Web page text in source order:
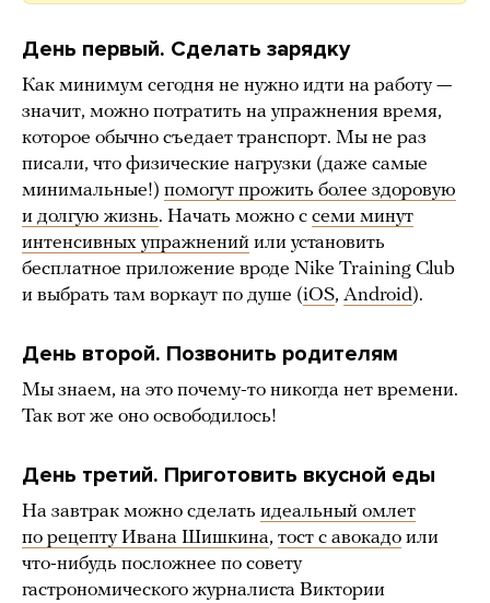
День первый. Сделать зарядку
Как минимум сегодня не нужно идти на работу —
значит, можно потратить на упражнения время,
которое обычно съедает транспорт. Мы не раз
писали, что физические нагрузки (даже самые
минимальные!) помогут прожить более здоровую
и долгую жизнь. Начать можно с семи минут
интенсивных упражнений или установить
бесплатное приложение вроде Nike Training Club
и выбрать там воркаут по душе (iOS, Android).
День второй. Позвонить родителям
Мы знаем, на это почему-то никогда нет времени.
Так вот же оно освободилось!
День третий. Приготовить вкусной еды
На завтрак можно сделать идеальный омлет
по рецепту Ивана Шишкина, тост с авокадо или
что-нибудь посложнее по совету
гастрономического журналиста Виктории